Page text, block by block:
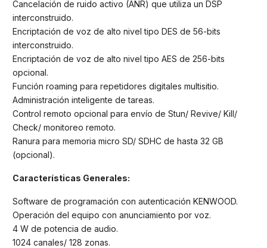
Cancelación de ruido activo (ANR) que utiliza un DSP
interconstruido.
Encriptación de voz de alto nivel tipo DES de 56-bits
interconstruido.
Encriptación de voz de alto nivel tipo AES de 256-bits
opcional.
Función roaming para repetidores digitales multisitio.
Administración inteligente de tareas.
Control remoto opcional para envío de Stun/ Revive/ Kill/
Check/ monitoreo remoto.
Ranura para memoria micro SD/ SDHC de hasta 32 GB
(opcional).
Características Generales:
Software de programación con autenticación KENWOOD.
Operación del equipo con anunciamiento por voz.
4 W de potencia de audio.
1024 canales/ 128 zonas.